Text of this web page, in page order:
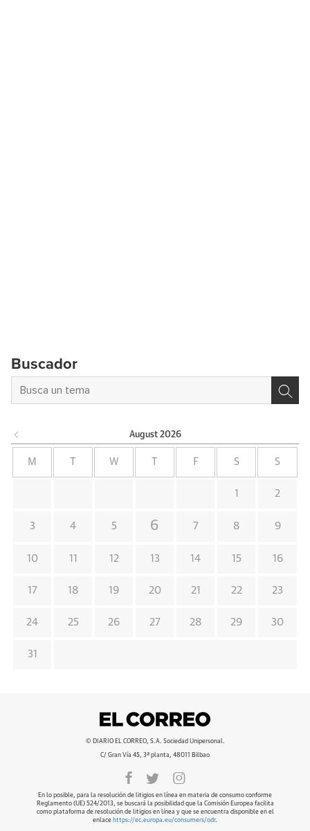
Buscador
August 2026
M W F S S
1 2
3 4 5 6 7 8 9
10 11 12 13 14 15 16
17 18 19 20 21 22 23
24 25 26 27 28 29 30
31
© DIARIO EL CORREO, S.A. Sociedad Unipersonal.
C/ Gran Vía 45, 3ª planta, 48011 Bilbao
En lo posible, para la resolución de litigios en línea en materia de consumo conforme
Reglamento (UE) 524/2013, se buscará la posibilidad que la Comisión Europea facilita
como plataforma de resolución de litigios en línea y que se encuentra disponible en el
enlace https://ec.europa.eu/consumers/odr.